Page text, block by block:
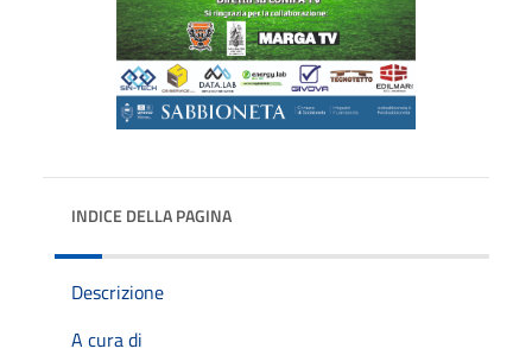
INDICE DELLA PAGINA
Descrizione
A cura di